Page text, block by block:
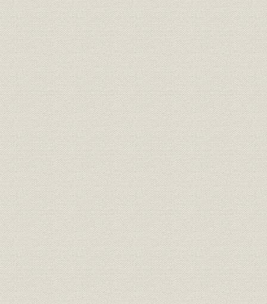
第1節 RNA解読を目指す革新的プロジェクト
第2節 国際FANTOMコンソーシアムの結成
第3節 夢の実現―国際標準から医療応用へ
第5章 女性科学者の100年
第1節 財団理研時代(1917-1948) 女性科学者の黎明期
第2節 科学研究所時代(1948-1958)
第3節 特殊法人時代(1958-2003)
第4節 独立行政法人以降(2003-)
第6章 図書館の100年
第1節 論文誌中心の理研図書館
第2節 シュワルツ文庫とルンゲ文庫
第3節 レイリー卿の手紙